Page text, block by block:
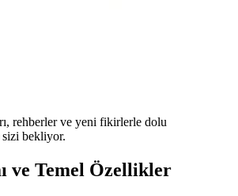
rehberler ve yeni fikirlerle dolu
bekliyor.
ve Temel Özellikler